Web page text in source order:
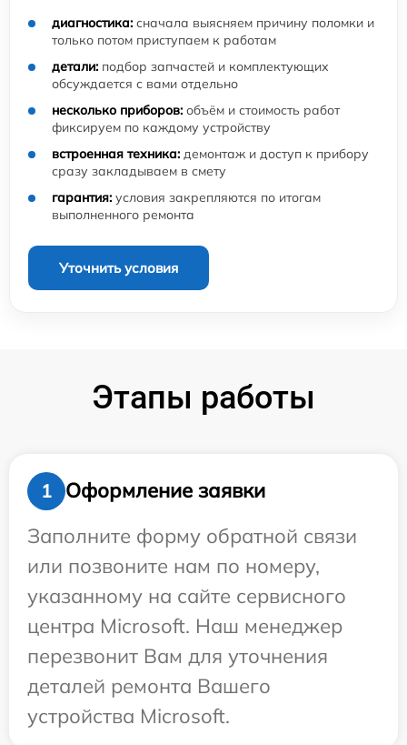
диагностика: сначала выясняем причину поломки и
только потом приступаем к работам
детали: подбор запчастей и комплектующих
обсуждается с вами отдельно
несколько приборов: объём и стоимость работ
фиксируем по каждому устройству
встроенная техника: демонтаж и доступ к прибору
сразу закладываем в смету
гарантия: условия закрепляются по итогам
выполненного ремонта
Уточнить условия
Этапы работы
1
Оформление заявки
Заполните форму обратной связи
или позвоните нам по номеру,
указанному на сайте сервисного
центра Microsoft. Наш менеджер
перезвонит Вам для уточнения
деталей ремонта Вашего
устройства Microsoft.